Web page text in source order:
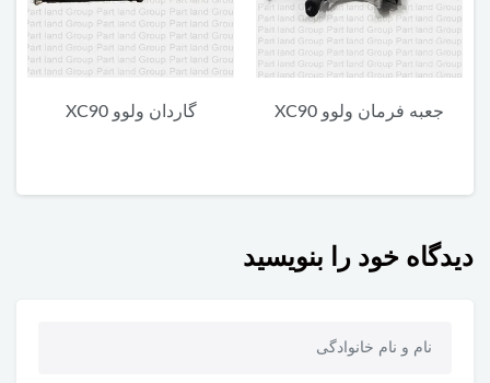
گاردان ولوو XC90
یونیت پایین چراغ جلو ولوو
دیدگاه خود را بنویسید